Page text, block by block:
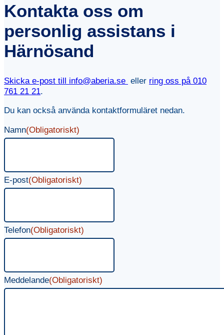
Kontakta oss om
personlig assistans i
Härnösand
Skicka e-post till info@aberia.se eller ring oss på 010
761 21 21.
Du kan också använda kontaktformuläret nedan.
Namn(Obligatoriskt)
E-post(Obligatoriskt)
Telefon(Obligatoriskt)
Meddelande(Obligatoriskt)